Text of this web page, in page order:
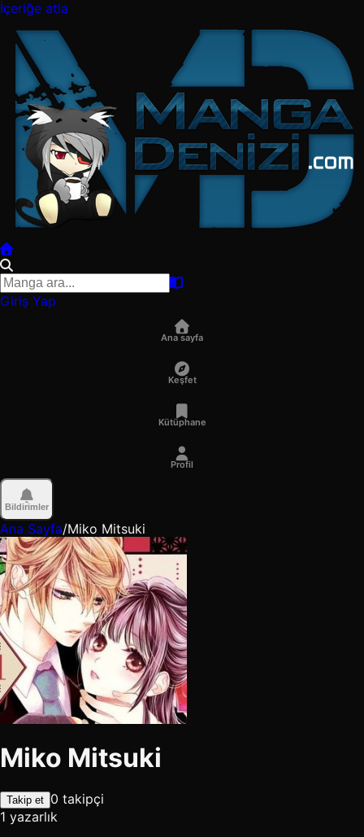
İçeriğe atla
Giriş Yap
Ana sayfa
Keşfet
Kütüphane
Profil
Bildirimler
Ana Sayfa/Miko Mitsuki
Miko Mitsuki
Takip et 0 takipçi
1 yazarlık